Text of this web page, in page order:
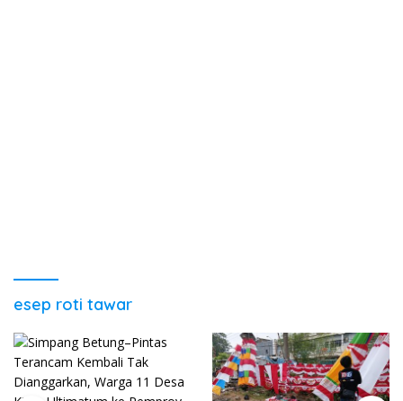
esep roti tawar